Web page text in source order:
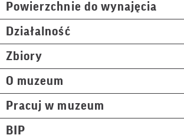
Powierzchnie do wynajęcia
Działalność
Zbiory
O muzeum
Pracuj w muzeum
BIP